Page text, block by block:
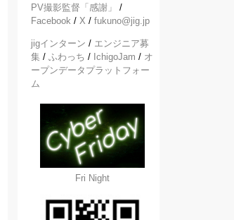
PV撮影監督「感謝」
/
Facebook / X / fukuno@jig.jp
jigインターン / エンジニア募
集 / ふわっち / IchigoJam / オ
ープンデータプラットフォー
ム
Fri Night